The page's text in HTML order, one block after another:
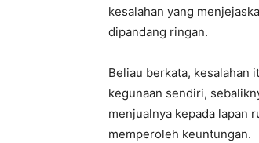
kesalahan yang
dipandang ringan.
Beliau berkata, kesalahan
kegunaan sendiri,
menjualnya kepada lapan
memperoleh keuntungan.